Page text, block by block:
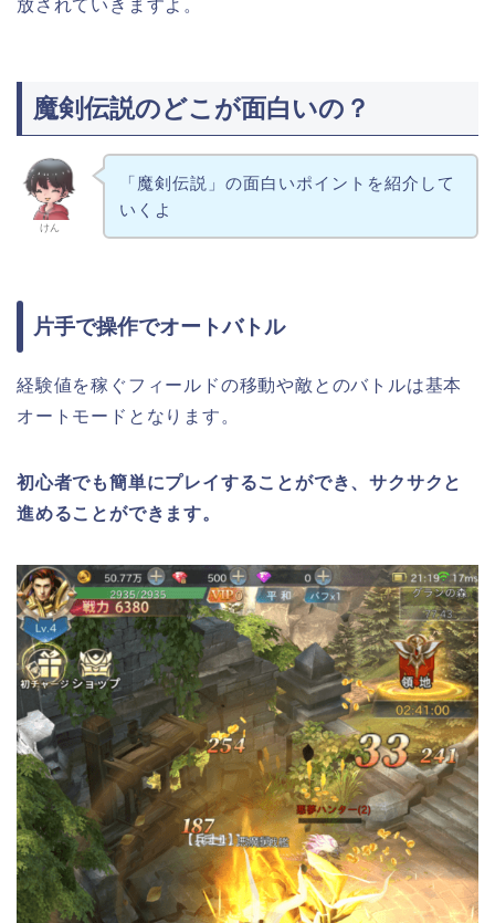
放されていきますよ。
魔剣伝説のどこが面白いの？
けん
「魔剣伝説」の面白いポイントを紹介して
いくよ
片手で操作でオートバトル
経験値を稼ぐフィールドの移動や敵とのバトルは基本
オートモードとなります。
初心者でも簡単にプレイすることができ、サクサクと
進めることができます。